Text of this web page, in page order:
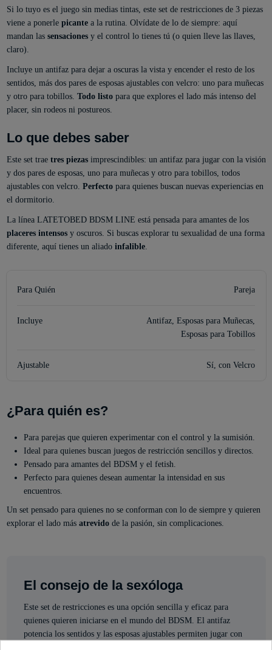
Si lo tuyo es el juego sin medias tintas, este set de restricciones de 3 piezas
viene a ponerle picantea la rutina. Olvídate de lo de siempre: aquí
mandan las sensacionesy el control lo tienes tú (o quien lleve las llaves,
claro).
Incluye un antifaz para dejar a oscuras la vista y encender el resto de los
sentidos, más dos pares de esposas ajustables con velcro: uno para muñecas
y otro para tobillos. Todo listopara que explores el lado más intenso del
placer, sin rodeos ni postureos.
Lo que debes saber
Este set trae tres piezasimprescindibles: un antifaz para jugar con la visión
y dos pares de esposas, uno para muñecas y otro para tobillos, todos
ajustables con velcro. Perfectopara quienes buscan nuevas experiencias en
el dormitorio.
La línea LATETOBED BDSM LINE está pensada para amantes de los
placeres intensosy oscuros. Si buscas explorar tu sexualidad de una forma
diferente, aquí tienes un aliado infalible.
Para Quién Pareja
Incluye
Antifaz, Esposas para Muñecas,
Esposas para Tobillos
Ajustable Sí, con Velcro
¿Para quién es?
Para parejas que quieren experimentar con el control y la sumisión.
Ideal para quienes buscan juegos de restricción sencillos y directos.
Pensado para amantes del BDSM y el fetish.
Perfecto para quienes desean aumentar la intensidad en sus
encuentros.
Un set pensado para quienes no se conforman con lo de siempre y quieren
explorar el lado más atrevidode la pasión, sin complicaciones.
El consejo de la sexóloga
Este set de restricciones es una opción sencilla y eficaz para
quienes quieren iniciarse en el mundo del BDSM. El antifaz
potencia los sentidos y las esposas ajustables permiten jugar con